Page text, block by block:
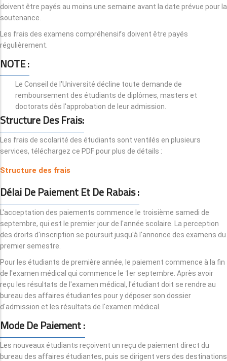
doivent être payés au moins une semaine avant la date prévue pour la
soutenance.
Les frais des examens compréhensifs doivent être payés
régulièrement.
NOTE :
Le Conseil de l'Université décline toute demande de
remboursement des étudiants de diplômes, masters et
doctorats dès l'approbation de leur admission.
Structure Des Frais:
Les frais de scolarité des étudiants sont ventilés en plusieurs
services, téléchargez ce PDF pour plus de détails :
Structure des frais
Délai De Paiement Et De Rabais :
L'acceptation des paiements commence le troisième samedi de
septembre, qui est le premier jour de l'année scolaire. La perception
des droits d'inscription se poursuit jusqu'à l'annonce des examens du
premier semestre.
Pour les étudiants de première année, le paiement commence à la fin
de l'examen médical qui commence le 1er septembre. Après avoir
reçu les résultats de l'examen médical, l'étudiant doit se rendre au
bureau des affaires étudiantes pour y déposer son dossier
d'admission et les résultats de l'examen médical.
Mode De Paiement :
Les nouveaux étudiants reçoivent un reçu de paiement direct du
bureau des affaires étudiantes, puis se dirigent vers des destinations